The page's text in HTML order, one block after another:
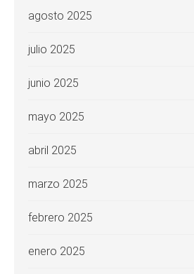
agosto 2025
julio 2025
junio 2025
mayo 2025
abril 2025
marzo 2025
febrero 2025
enero 2025